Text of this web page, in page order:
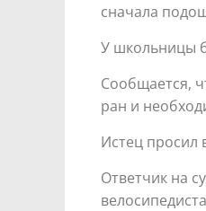
сначала
У школьницы
Сообщается,
ран и
Истец просил
Ответчик на